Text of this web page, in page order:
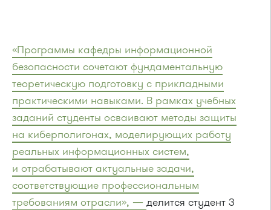
«Программы кафедры информационной
безопасности сочетают фундаментальную
теоретическую подготовку с прикладными
практическими навыками. В рамках учебных
заданий студенты осваивают методы защиты
на киберполигонах, моделирующих работу
реальных информационных систем,
и отрабатывают актуальные задачи,
соответствующие профессиональным
требованиям отрасли», — делится студент 3